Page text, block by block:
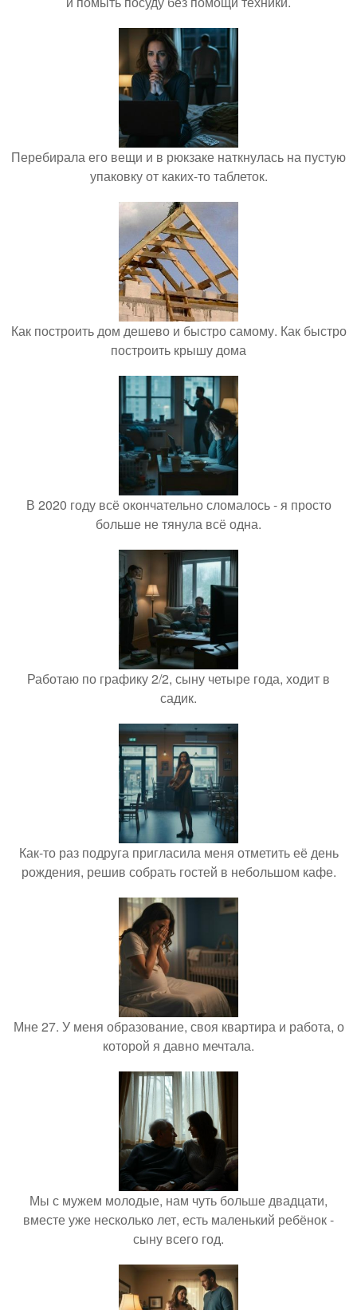
Перебирала его вещи и в рюкзаке наткнулась на пустую
упаковку от каких-то таблеток.
Как построить дом дешево и быстро самому. Как быстро
построить крышу дома
В 2020 году всё окончательно сломалось - я просто
больше не тянула всё одна.
Работаю по графику 2/2, сыну четыре года, ходит в
садик.
Как-то раз подруга пригласила меня отметить её день
рождения, решив собрать гостей в небольшом кафе.
Мне 27. У меня образование, своя квартира и работа, о
которой я давно мечтала.
Мы с мужем молодые, нам чуть больше двадцати,
вместе уже несколько лет, есть маленький ребёнок -
сыну всего год.